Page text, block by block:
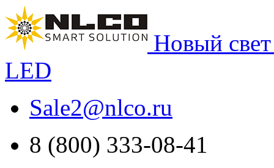
Новый
LED
Sale2@nlco.ru
8 (800) 333-08-41